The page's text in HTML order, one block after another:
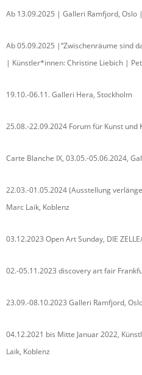
Ab 13.09.2025 | Galleri Ramfjord, Oslo
Ab 05.09.2025 |“Zwischenräume sind
| Künstler*innen: Christine Liebich |
19.10.-06.11. Galleri Hera, Stockholm
25.08.-22.09.2024 Forum für Kunst und
Carte Blanche IX, 03.05.-05.06.2024,
22.03.-01.05.2024 (Ausstellung
Marc Laik, Koblenz
03.12.2023 Open Art Sunday, DIE
02.-05.11.2023 discovery art fair
23.09.-08.10.2023 Galleri Ramfjord,
04.12.2021 bis Mitte Januar 2022,
Laik, Koblenz